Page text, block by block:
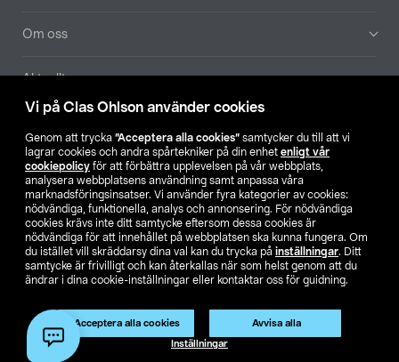
Vi på Clas Ohlson använder cookies
Genom att trycka ”Acceptera alla cookies” samtycker du till att vi
lagrar cookies och andra spårtekniker på din enhet enligt vår
cookiepolicy för att förbättra upplevelsen på vår webbplats,
analysera webbplatsens användning samt anpassa våra
marknadsföringsinsatser. Vi använder fyra kategorier av cookies:
nödvändiga, funktionella, analys och annonsering. För nödvändiga
cookies krävs inte ditt samtycke eftersom dessa cookies är
nödvändiga för att innehållet på webbplatsen ska kunna fungera. Om
du istället vill skräddarsy dina val kan du trycka på inställningar. Ditt
samtycke är frivilligt och kan återkallas när som helst genom att du
ändrar i dina cookie-inställningar eller kontaktar oss för guidning.
Acceptera alla cookies Avvisa alla
Inställningar
Om oss
Aktuellt
Hitta butik
SE NO FI
Köpvillkor Privacy statement Klubbvillkor
För företag
Ändra till priser exklusive moms